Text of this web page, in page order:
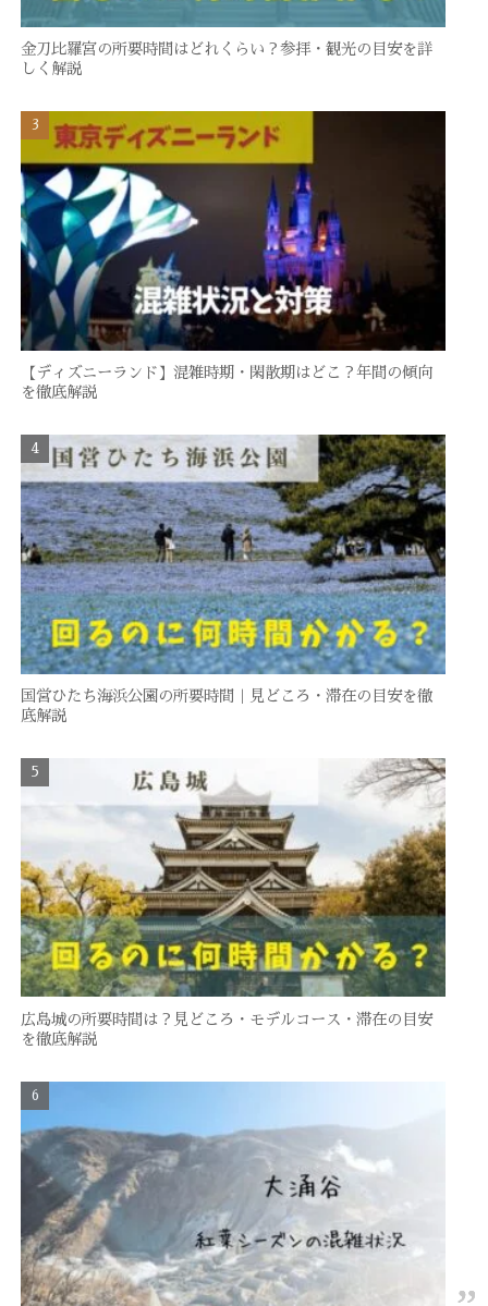
金刀比羅宮の所要時間はどれくらい？参拝・観光の目安を詳
しく解説
【ディズニーランド】混雑時期・閑散期はどこ？年間の傾向
を徹底解説
国営ひたち海浜公園の所要時間｜見どころ・滞在の目安を徹
底解説
広島城の所要時間は？見どころ・モデルコース・滞在の目安
を徹底解説